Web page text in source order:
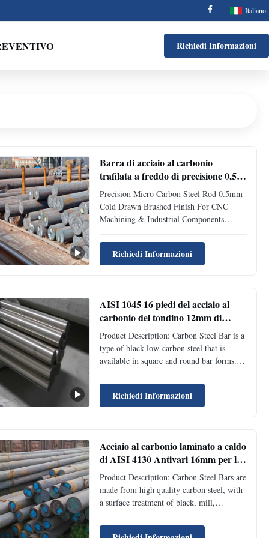
Italiano
Richiedi Informazioni
Barra di acciaio al carbonio
trafilata a freddo di precisione 0,5
mm con finitura spazzolata per
lavorazione CNC
Precision Micro Carbon Steel Rod 0.5mm
Cold Drawn Brushed Finish For CNC
Machining & Industrial Components
Bar is a high-quality low carbon steel
product designed for industrial
manufacturing, engineering projects, and
Richiedi Informazioni
AISI 1045 16 piedi del acciaio al
carbonio del tondino 12mm di
protezione delicata della ruggine
per costruzione
Product Description: Carbon Steel Bar is a
type of black low-carbon steel that is
available in square and round bar forms. It
widths according to customers'
specifications. The thickness can be
customized, and the standard package
Richiedi Informazioni
Acciaio al carbonio laminato a caldo
di AISI 4130 Antivari 16mm per le
strutture durevoli
Product Description: Carbon Steel Bars are
made from high quality carbon steel, with
a surface treatment of black, mill,
different sizes from 0.5mm to 500mm,